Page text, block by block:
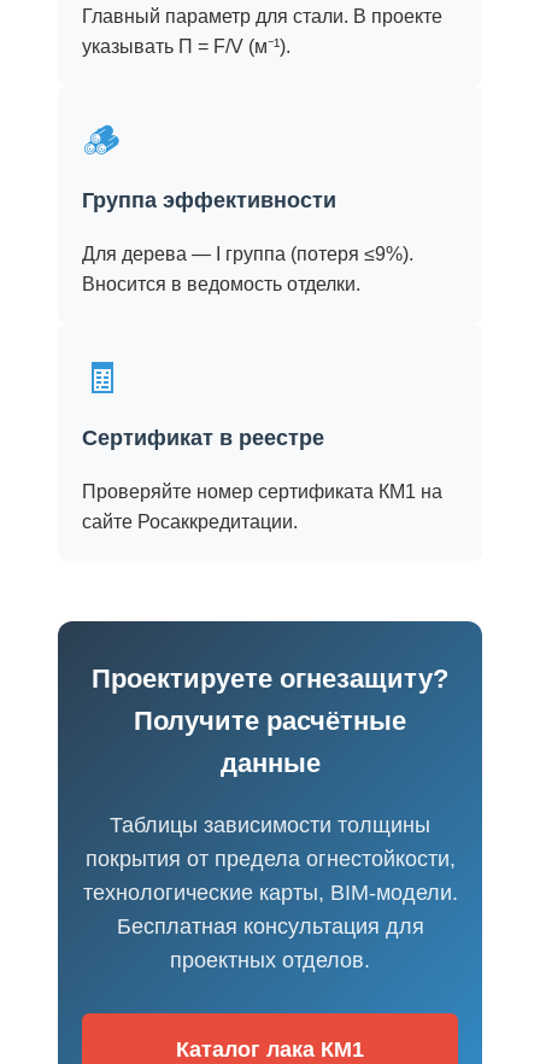
Главный параметр для стали. В проекте
указывать Π = F/V (м⁻¹).
🪵
Группа эффективности
Для дерева — I группа (потеря ≤9%).
Вносится в ведомость отделки.
🧾
Сертификат в реестре
Проверяйте номер сертификата КМ1 на
сайте Росаккредитации.
Проектируете огнезащиту?
Получите расчётные
данные
Таблицы зависимости толщины
покрытия от предела огнестойкости,
технологические карты, BIM-модели.
Бесплатная консультация для
проектных отделов.
Каталог лака КМ1